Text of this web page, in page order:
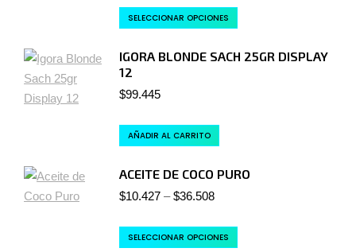
SELECCIONAR OPCIONES
IGORA BLONDE SACH 25GR DISPLAY
12
$99.445
AÑADIR AL CARRITO
ACEITE DE COCO PURO
$10.427 –$36.508
SELECCIONAR OPCIONES